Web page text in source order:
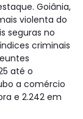
Goiânia,
violenta do
seguras no
criminais
até o
a comércio
e 2.242 em